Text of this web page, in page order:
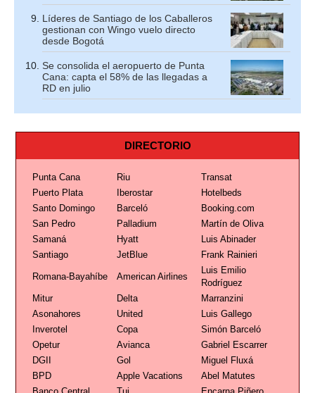
Líderes de Santiago de los Caballeros
gestionan con Wingo vuelo directo
desde Bogotá
Se consolida el aeropuerto de Punta
Cana: capta el 58% de las llegadas a
RD en julio
DIRECTORIO
Punta Cana Riu
Transat
Puerto Plata
Iberostar
Hotelbeds
Santo Domingo
Barceló
Booking.com
San Pedro
Palladium
Martín de Oliva
Samaná
Hyatt
Luis Abinader
Santiago
JetBlue Frank Rainieri
Romana-Bayahíbe American Airlines
Luis Emilio
Rodríguez
Mitur
Delta
Marranzini
Asonahores
United
Luis Gallego
Inverotel
Copa
Simón Barceló
Opetur
Avianca
Gabriel Escarrer
DGII
Gol
Miguel Fluxá
BPD
Apple Vacations
Abel Matutes